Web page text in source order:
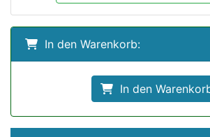
In den Warenkorb:
In den